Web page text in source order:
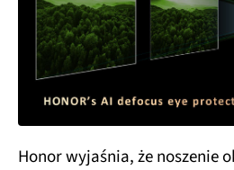
Honor wyjaśnia, że noszenie